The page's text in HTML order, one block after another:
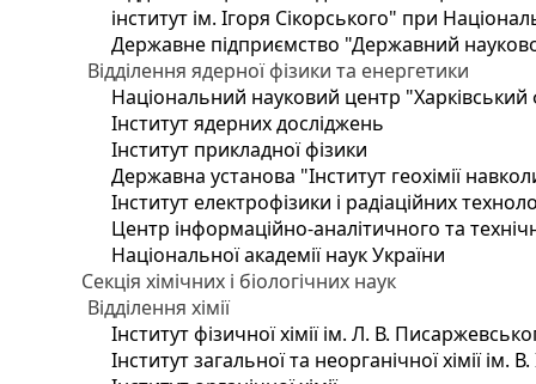
інститут ім. Ігоря Сікорського" при
Державне підприємство "Державний
Відділення ядерної фізики та енергетики
Національний науковий центр "Харківський
Інститут ядерних досліджень
Інститут прикладної фізики
Державна установа "Інститут геохімії
Інститут електрофізики і радіаційних
Центр інформаційно-аналітичного та
Національної академії наук України
Секція хімічних і біологічних наук
Відділення хімії
Інститут фізичної хімії ім. Л. В.
Інститут загальної та неорганічної хімії ім.